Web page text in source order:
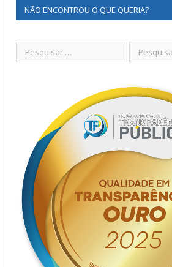
NÃO ENCONTROU O QUE QUERIA?